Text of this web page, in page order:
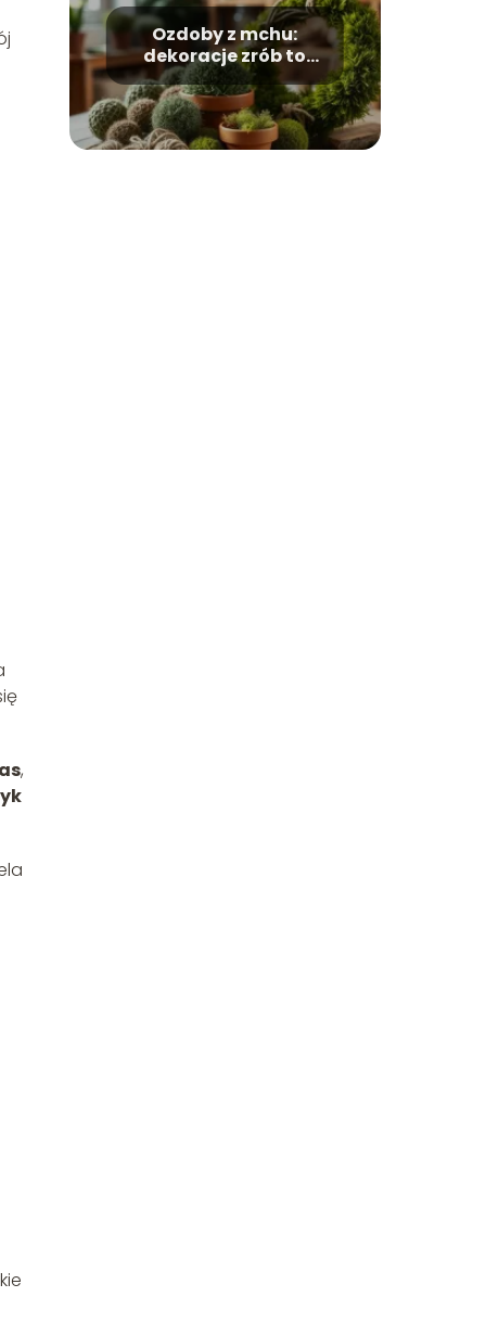
,
Ozdoby z mchu:
dekoracje zrób to
sam